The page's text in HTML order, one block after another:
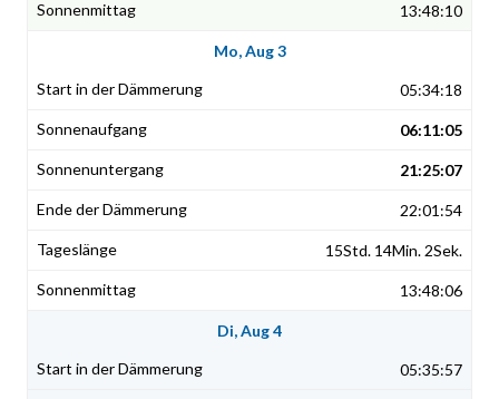
13:48:10
Mo, Aug 3
05:34:18
06:11:05
21:25:07
22:01:54
15Std. 14Min. 2Sek.
13:48:06
Di, Aug 4
05:35:57